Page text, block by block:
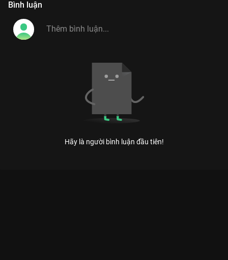
tài năng trong nhiều lĩnh vực của showbiz
điểm hẹn cuối tuần lý tưởng cho khán giả mọi
lứa tuổi những phút giây thư giãn hoản hảo.
#vitamin_cuoi_2014
Bình luận
Hãy là người bình luận đầu tiên!